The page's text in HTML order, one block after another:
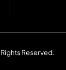
Reserved.